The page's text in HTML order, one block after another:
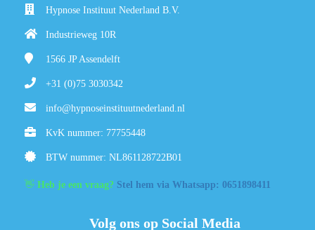
Hypnose Instituut Nederland B.V.
Industrieweg 10R
1566 JPAssendelft
+31 (0)75 3030342
info@hypnoseinstituutnederland.nl
KvK nummer: 77755448
BTW nummer: NL861128722B01
👋 Heb je een vraag? Stel hem via Whatsapp: 0651898411
Volg ons op Social Media